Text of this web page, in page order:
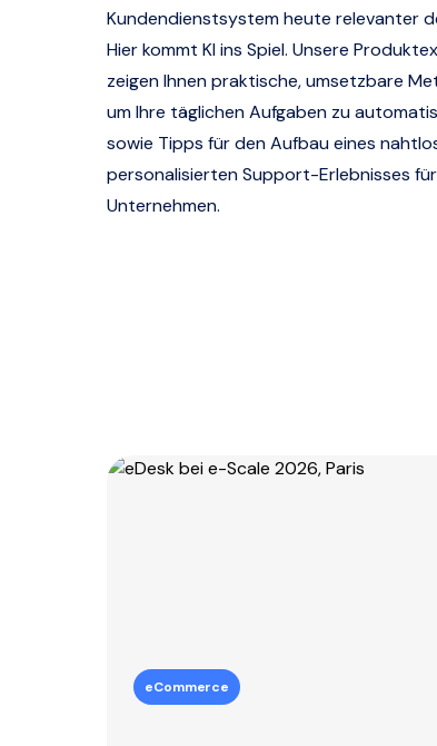
Kundendienstsystem heute relevanter
Hier kommt KI ins Spiel. Unsere
zeigen Ihnen praktische, umsetzbare
um Ihre täglichen Aufgaben zu
sowie Tipps für den Aufbau eines
personalisierten Support-Erlebnisses
Unternehmen.
eCommerce